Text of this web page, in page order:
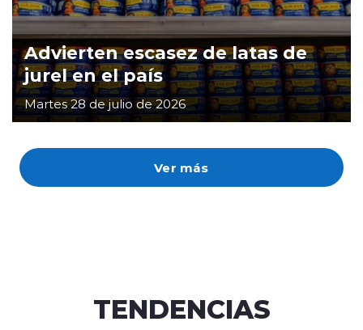
Ver más
Advierten escasez de latas de
jurel en el país
Martes 28 de julio de 2026
TENDENCIAS